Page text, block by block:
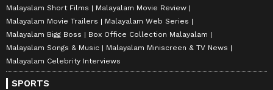
Malayalam Short Films
Malayalam Movie Review
Malayalam Movie Trailers
Malayalam Web Series
Malayalam Bigg Boss
Box Office Collection Malayalam
Malayalam Songs & Music
Malayalam Miniscreen & TV News
Malayalam Celebrity Interviews
SPORTS